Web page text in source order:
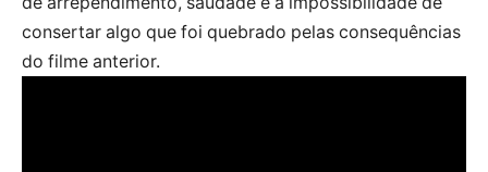
consertar algo que foi quebrado pelas consequências
do filme anterior.